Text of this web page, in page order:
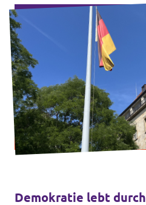
Transparenz
Datenschutz
Impressum
Test
Demokratie lebt